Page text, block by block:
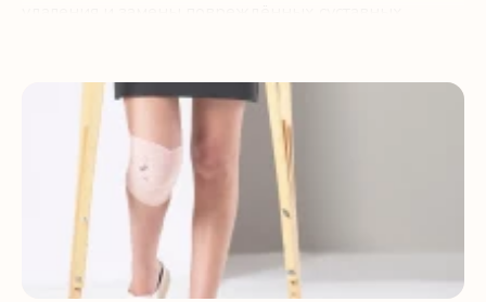
Преимущества реабилитации после